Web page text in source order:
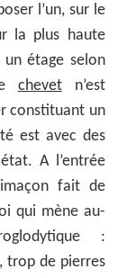
l’un, sur le
la plus haute
un étage selon
chevetn’est
constituant un
est avec des
A l’entrée
fait de
qui mène au-
:
trop de pierres